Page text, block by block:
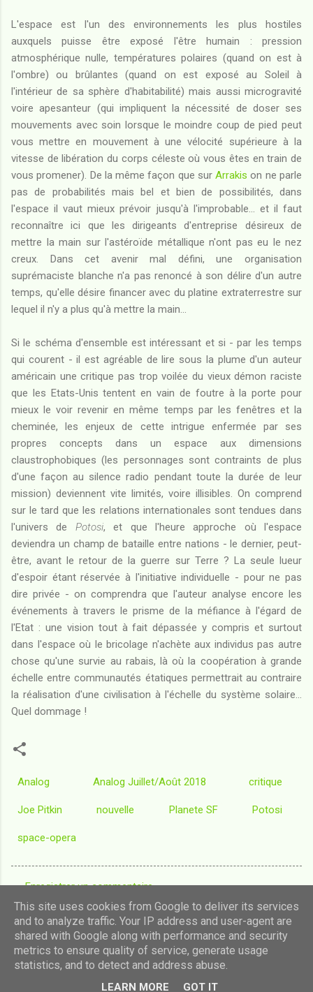
L'espace est l'un des environnements les plus hostiles
auxquels puisse être exposé l'être humain : pression
atmosphérique nulle, températures polaires (quand on est à
l'ombre) ou brûlantes (quand on est exposé au Soleil à
l'intérieur de sa sphère d'habitabilité) mais aussi microgravité
voire apesanteur (qui impliquent la nécessité de doser ses
mouvements avec soin lorsque le moindre coup de pied peut
vous mettre en mouvement à une vélocité supérieure à la
vitesse de libération du corps céleste où vous êtes en train de
vous promener). De la même façon que surArrakis on ne parle
pas de probabilités mais bel et bien de possibilités, dans
l'espace il vaut mieux prévoir jusqu'à l'improbable... et il faut
reconnaître ici que les dirigeants d'entreprise désireux de
mettre la main sur l'astéroïde métallique n'ont pas eu le nez
creux. Dans cet avenir mal défini, une organisation
suprémaciste blanche n'a pas renoncé à son délire d'un autre
temps, qu'elle désire financer avec du platine extraterrestre sur
lequel il n'y a plus qu'à mettre la main...
Si le schéma d'ensemble est intéressant et si - par les temps
qui courent - il est agréable de lire sous la plume d'un auteur
américain une critique pas trop voilée du vieux démon raciste
que les Etats-Unis tentent en vain de foutre à la porte pour
mieux le voir revenir en même temps par les fenêtres et la
cheminée, les enjeux de cette intrigue enfermée par ses
propres concepts dans un espace aux dimensions
claustrophobiques (les personnages sont contraints de plus
d'une façon au silence radio pendant toute la durée de leur
mission) deviennent vite limités, voire illisibles. On comprend
sur le tard que les relations internationales sont tendues dans
l'univers de Potosi, et que l'heure approche où l'espace
deviendra un champ de bataille entre nations - le dernier, peut-
être, avant le retour de la guerre sur Terre ? La seule lueur
d'espoir étant réservée à l'initiative individuelle - pour ne pas
dire privée - on comprendra que l'auteur analyse encore les
événements à travers le prisme de la méfiance à l'égard de
l'Etat : une vision tout à fait dépassée y compris et surtout
dans l'espace où le bricolage n'achète aux individus pas autre
chose qu'une survie au rabais, là où la coopération à grande
échelle entre communautés étatiques permettrait au contraire
la réalisation d'une civilisation à l'échelle du système solaire...
Quel dommage !
Analog Analog Juillet/Août 2018 critique
Joe Pitkin nouvelle Planete SF Potosi
space-opera
C
o
m
m
Enregistrer un commentaire
Fourni par Blogger
This site uses cookies from Google to deliver its services
and to analyze traffic. Your IP address and user-agent are
shared with Google along with performance and security
metrics to ensure quality of service, generate usage
statistics, and to detect and address abuse.
LEARN MORE GOT IT